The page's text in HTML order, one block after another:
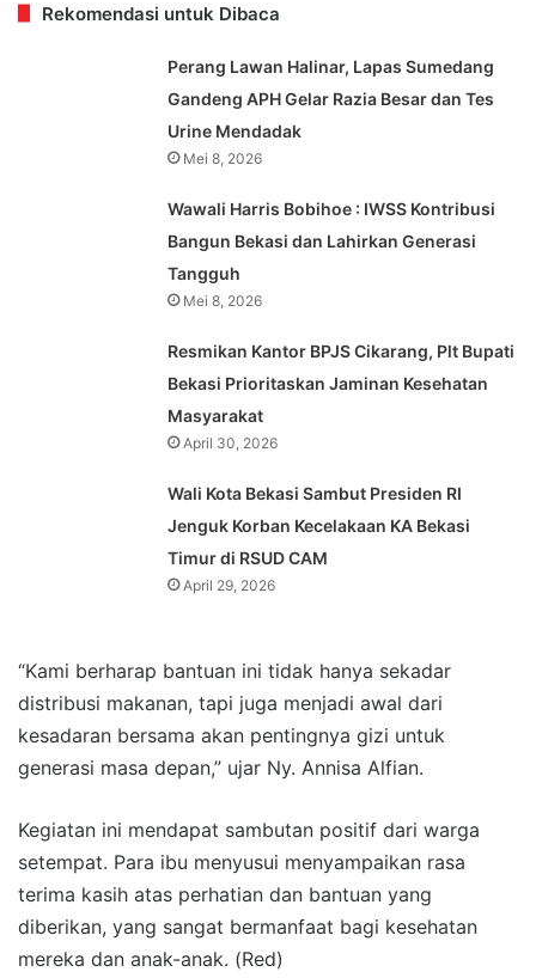
Rekomendasi untuk Dibaca
Perang Lawan Halinar, Lapas Sumedang
Gandeng APH Gelar Razia Besar dan Tes
Urine Mendadak
Mei 8, 2026
Wawali Harris Bobihoe : IWSS Kontribusi
Bangun Bekasi dan Lahirkan Generasi
Tangguh
Mei 8, 2026
Resmikan Kantor BPJS Cikarang, Plt Bupati
Bekasi Prioritaskan Jaminan Kesehatan
Masyarakat
April 30, 2026
Wali Kota Bekasi Sambut Presiden RI
Jenguk Korban Kecelakaan KA Bekasi
Timur di RSUD CAM
April 29, 2026
“Kami berharap bantuan ini tidak hanya sekadar
distribusi makanan, tapi juga menjadi awal dari
kesadaran bersama akan pentingnya gizi untuk
generasi masa depan,” ujar Ny. Annisa Alfian.
Kegiatan ini mendapat sambutan positif dari warga
setempat. Para ibu menyusui menyampaikan rasa
terima kasih atas perhatian dan bantuan yang
diberikan, yang sangat bermanfaat bagi kesehatan
mereka dan anak-anak. (Red)